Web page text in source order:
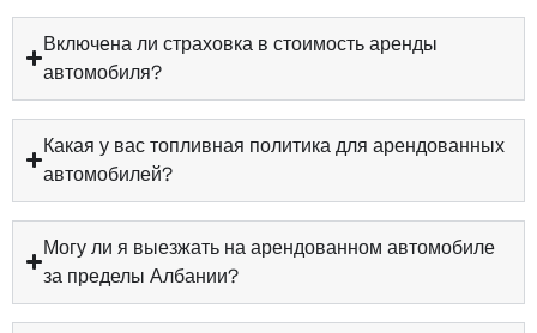
Включена ли страховка в стоимость аренды
автомобиля?
Какая у вас топливная политика для арендованных
автомобилей?
Могу ли я выезжать на арендованном автомобиле
за пределы Албании?